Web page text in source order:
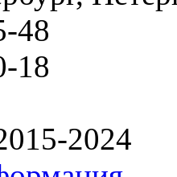
48
18
2024